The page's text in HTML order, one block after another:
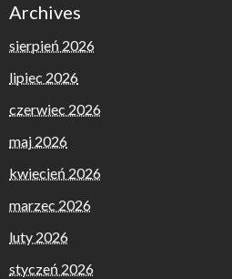
Archives
sierpień 2026
lipiec 2026
czerwiec 2026
maj 2026
kwiecień 2026
marzec 2026
luty 2026
styczeń 2026